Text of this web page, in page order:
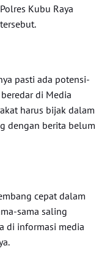
Kubu Raya
pasti ada potensi-
di Media
harus bijak dalam
dengan berita belum
cepat dalam
sama saling
di informasi media